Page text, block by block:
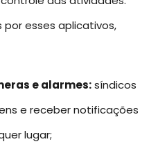
por esses aplicativos,
e alarmes:síndicos
e receber notificações
lugar;